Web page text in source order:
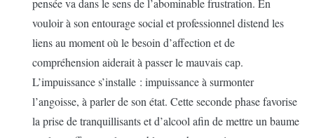
vouloir à son entourage social et professionnel distend les
liens au moment où le besoin d’affection et de
compréhension aiderait à passer le mauvais cap.
L’impuissance s’installe : impuissance à surmonter
l’angoisse, à parler de son état. Cette seconde phase favorise
la prise de tranquillisants et d’alcool afin de mettre un baume